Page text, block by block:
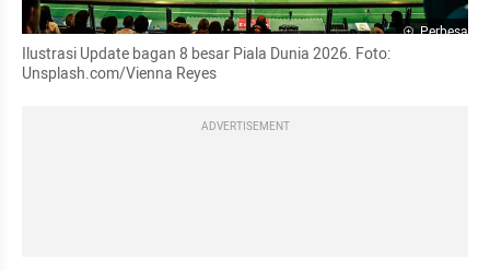
Perbesar
Ilustrasi Update bagan 8 besar Piala Dunia 2026. Foto:
Unsplash.com/Vienna Reyes
ADVERTISEMENT